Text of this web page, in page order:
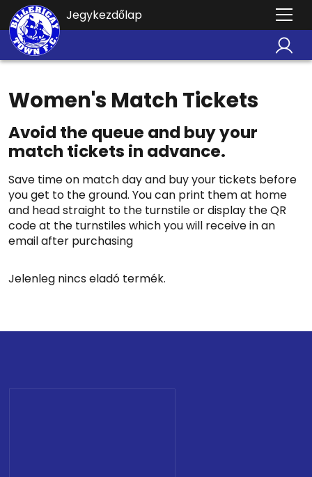
Jegykezdőlap
Women's Match Tickets
Avoid the queue and buy your
match tickets in advance.
Save time on match day and buy your tickets before
you get to the ground. You can print them at home
and head straight to the turnstile or display the QR
code at the turnstiles which you will receive in an
email after purchasing
Jelenleg nincs eladó termék.